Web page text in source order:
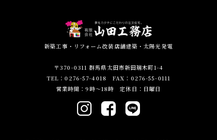
新築工事・リフォーム改装店舗建築・太陽光発電
〒370-0311 群馬県太田市新田瑞木町1-4
TEL：0276-57-4018 FAX：0276-55-0111
営業時間：9時～18時 定休日：日曜日